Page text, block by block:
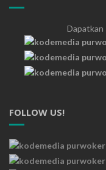
Dapatkan
FOLLOW US!